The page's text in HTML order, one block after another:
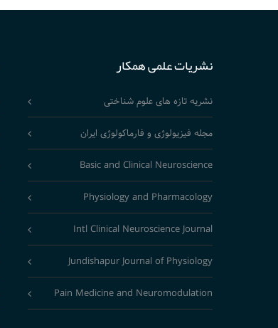
نشریات علمی همکار
نشریه تازه های علوم شناختی
مجله فیزیولوژی و فارماکولوژی ایران
Basic and Clinical Neuroscience
Physiology and Pharmacology
Intl Clinical Neuroscience Journal
Jundishapur Journal of Physiology
Pain Medicine and Neuromodulation